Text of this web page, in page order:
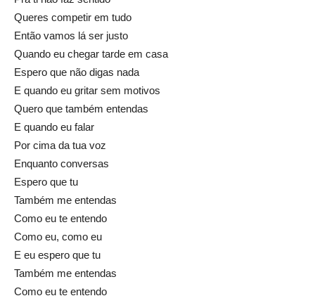
Queres competir em tudo
Então vamos lá ser justo
Quando eu chegar tarde em casa
Espero que não digas nada
E quando eu gritar sem motivos
Quero que também entendas
E quando eu falar
Por cima da tua voz
Enquanto conversas
Espero que tu
Também me entendas
Como eu te entendo
Como eu, como eu
E eu espero que tu
Também me entendas
Como eu te entendo